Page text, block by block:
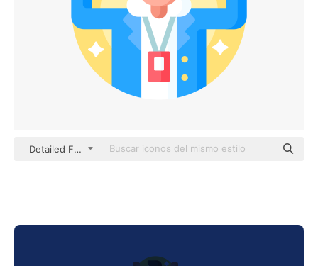
Detailed Flat Circular Flat